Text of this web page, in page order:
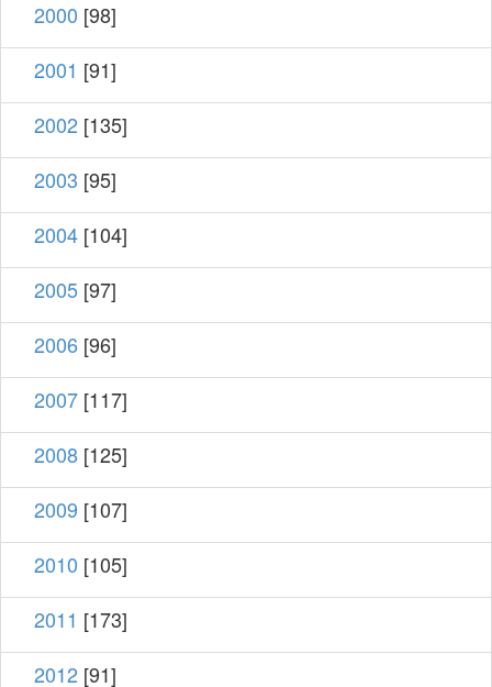
2000 [98]
2001 [91]
2002 [135]
2003 [95]
2004 [104]
2005 [97]
2006 [96]
2007 [117]
2008 [125]
2009 [107]
2010 [105]
2011 [173]
2012 [91]